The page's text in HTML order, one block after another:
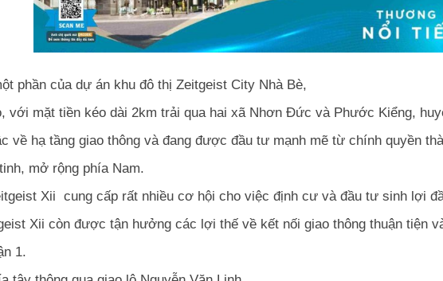
phần của dự án khu đô thị Zeitgeist City Nhà Bè,
với mặt tiền kéo dài 2km trải qua hai xã Nhơn Đức và Phước Kiểng,
về hạ tầng giao thông và đang được đầu tư mạnh mẽ từ chính quyền
mở rộng phía Nam.
Xii cung cấp rất nhiều cơ hội cho việc định cư và đầu tư sinh lợi
Xii còn được tận hưởng các lợi thế về kết nối giao thông thuận tiện
1.